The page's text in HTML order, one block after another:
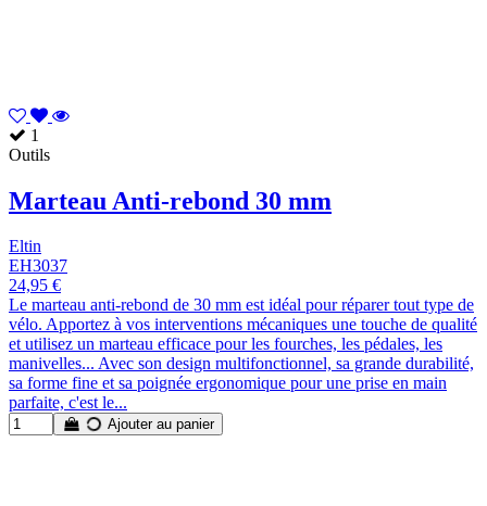
1
Outils
Marteau Anti-rebond 30 mm
Eltin
EH3037
24,95 €
Le marteau anti-rebond de 30 mm est idéal pour réparer tout type de
vélo. Apportez à vos interventions mécaniques une touche de qualité
et utilisez un marteau efficace pour les fourches, les pédales, les
manivelles... Avec son design multifonctionnel, sa grande durabilité,
sa forme fine et sa poignée ergonomique pour une prise en main
parfaite, c'est le...
Ajouter au panier